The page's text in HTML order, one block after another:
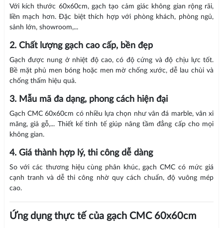
Với kích thước 60x60cm, gạch tạo cảm giác không gian rộng rãi,
liền mạch hơn. Đặc biệt thích hợp với phòng khách, phòng ngủ,
sảnh lớn, showroom,...
2. Chất lượng gạch cao cấp, bền đẹp
Gạch được nung ở nhiệt độ cao, có độ cứng và độ chịu lực tốt.
Bề mặt phủ men bóng hoặc men mờ chống xước, dễ lau chùi và
chống thấm hiệu quả.
3. Mẫu mã đa dạng, phong cách hiện đại
Gạch CMC 60x60cm có nhiều lựa chọn như vân đá marble, vân xi
măng, giả gỗ,... Thiết kế tinh tế giúp nâng tầm đẳng cấp cho mọi
không gian.
4. Giá thành hợp lý, thi công dễ dàng
So với các thương hiệu cùng phân khúc, gạch CMC có mức giá
cạnh tranh và dễ thi công nhờ quy cách chuẩn, độ vuông mép
cao.
Ứng dụng thực tế của gạch CMC 60x60cm